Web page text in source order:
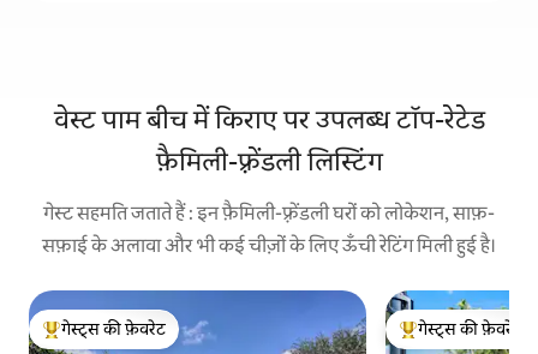
वेस्ट पाम बीच में किराए पर उपलब्ध टॉप-रेटेड
फ़ैमिली-फ़्रेंडली लिस्टिंग
गेस्ट सहमति जताते हैं : इन फ़ैमिली-फ़्रेंडली घरों को लोकेशन, साफ़-
सफ़ाई के अलावा और भी कई चीज़ों के लिए ऊँची रेटिंग मिली हुई है।
गेस्ट्स का टॉप फ़ेवरेट
गेस्ट्स की फ़ेवरेट
गेस्ट्स का टॉप फ़ेवरेट
गेस्ट्स की फ़ेवरेट